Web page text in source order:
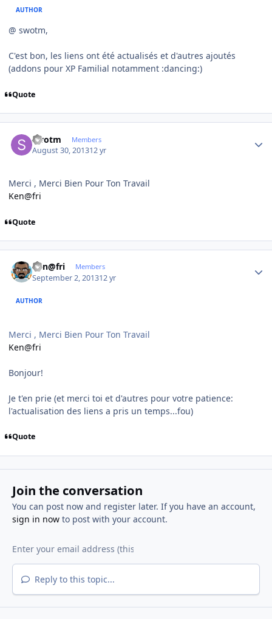
AUTHOR
@ swotm,
C'est bon, les liens ont été actualisés et d'autres ajoutés
(addons pour XP Familial notamment :dancing:)
Quote
swotm Members
August 30, 201312 yr
Merci , Merci Bien Pour Ton Travail
Ken@fri
Quote
Ken@fri Members
September 2, 201312 yr
AUTHOR
Merci , Merci Bien Pour Ton Travail
Ken@fri
Bonjour!
Je t'en prie (et merci toi et d'autres pour votre patience:
l'actualisation des liens a pris un temps...fou)
Quote
Join the conversation
You can post now and register later. If you have an account,
sign in nowto post with your account.
Reply to this topic...